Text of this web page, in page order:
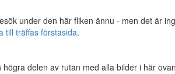
under den här fliken ännu - men det är
till träffas förstasida.
delen av rutan med alla bilder i här